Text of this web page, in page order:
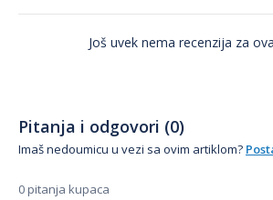
Još uvek nema recenzija za
Pitanja i odgovori (0)
Imaš nedoumicu u vezi sa ovim artiklom?
0 pitanja kupaca